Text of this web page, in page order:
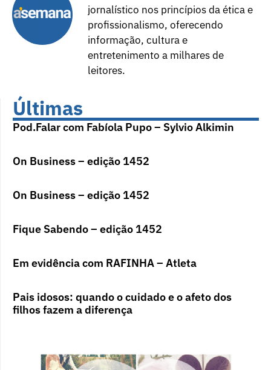
jornalístico nos princípios da ética e
profissionalismo, oferecendo
informação, cultura e
entretenimento a milhares de
leitores.
Últimas
Pod.Falar com Fabíola Pupo – Sylvio Alkimin
On Business – edição 1452
On Business – edição 1452
Fique Sabendo – edição 1452
Em evidência com RAFINHA – Atleta
Pais idosos: quando o cuidado e o afeto dos
filhos fazem a diferença